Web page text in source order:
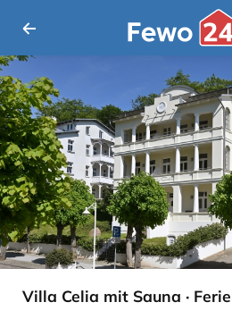
Villa Celia mit Sauna ·